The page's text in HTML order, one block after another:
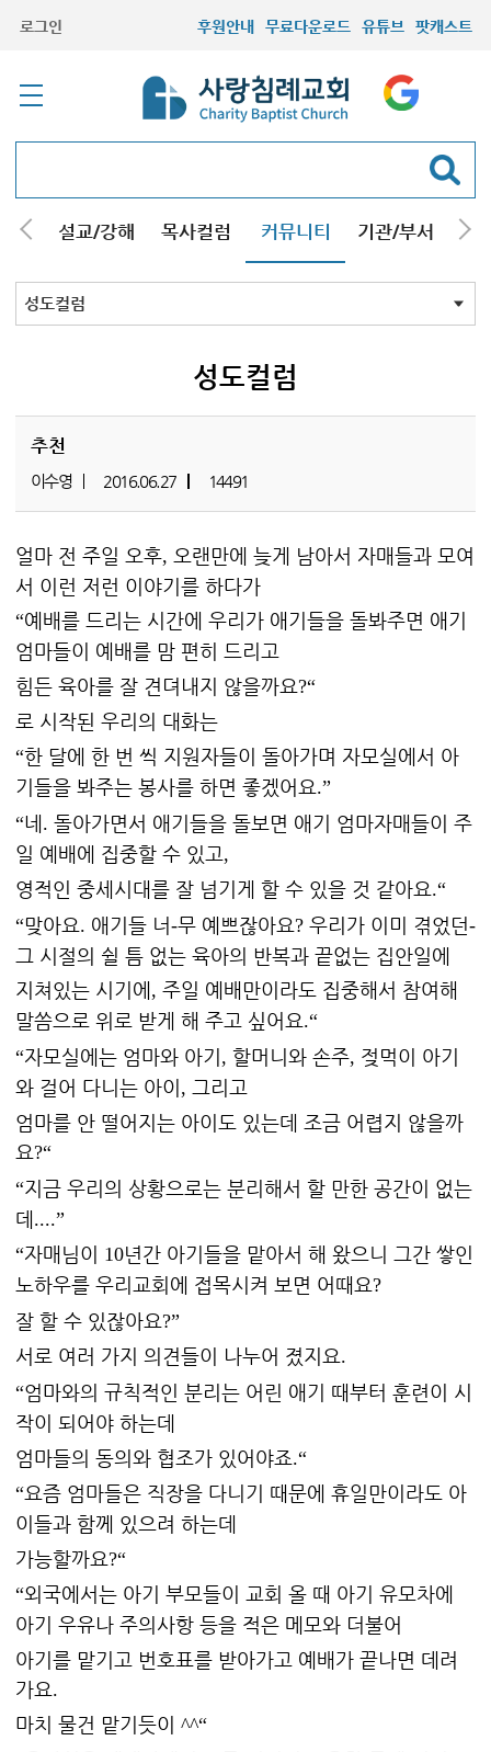
로그인 후원안내 무료다운로드 유튜브 팟캐스트
내 설교/강해 목사컬럼 커뮤니티 기관/부서 선
최근등록자료
자유게시판
교회소식
성도컬럼
성도컬럼
추천
이수영 2016.06.27 14491
얼마 전 주일 오후, 오랜만에 늦게 남아서 자매들과 모여
서 이런 저런 이야기를 하다가
“예배를 드리는 시간에 우리가 애기들을 돌봐주면 애기
엄마들이 예배를 맘 편히 드리고
힘든 육아를 잘 견뎌내지 않을까요?“
로 시작된 우리의 대화는
“한 달에 한 번 씩 지원자들이 돌아가며 자모실에서 아
기들을 봐주는 봉사를 하면 좋겠어요.”
“네. 돌아가면서 애기들을 돌보면 애기 엄마자매들이 주
일 예배에 집중할 수 있고 ,
영적인 중세시대를 잘 넘기게 할 수 있을 것 같아요.“
“맞아요. 애기들 너-무 예쁘잖아요? 우리가 이미 겪었던-
그 시절의 쉴 틈 없는 육아의 반복과 끝없는 집안일에
지쳐있는 시기에 , 주일 예배만이라도 집중해서 참여해
말씀으로 위로 받게 해 주고 싶어요.“
“자모실에는 엄마와 아기, 할머니와 손주, 젖먹이 아기
와 걸어 다니는 아이, 그리고
엄마를 안 떨어지는 아이도 있는데 조금 어렵지 않을까
요?“
“지금 우리의 상황으로는 분리해서 할 만한 공간이 없는
데....”
“자매님이 10년간 아기들을 맡아서 해 왔으니 그간 쌓인
노하우를 우리교회에 접목시켜 보면 어때요?
잘 할 수 있잖아요?”
서로 여러 가지 의견들이 나누어 졌지요.
“엄마와의 규칙적인 분리는 어린 애기 때부터 훈련이 시
작이 되어야 하는데
엄마들의 동의와 협조가 있어야죠.“
“요즘 엄마들은 직장을 다니기 때문에 휴일만이라도 아
이들과 함께 있으려 하는데
가능할까요?“
“외국에서는 아기 부모들이 교회 올 때 아기 유모차에
아기 우유나 주의사항 등을 적은 메모와 더불어
아기를 맡기고 번호표를 받아가고 예배가 끝나면 데려
가요.
마치 물건 맡기듯이 ^^“